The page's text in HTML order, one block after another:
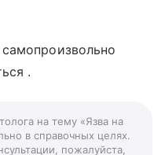
.
на тему «Язва на
в справочных целях.
пожалуйста,